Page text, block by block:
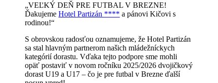
„VEĽKÝ DEŇ PRE FUTBAL V BREZNE!
ĎakujemeHotel Partizán **** a pánovi Kičovi s
rodinou!“
S obrovskou radosťou oznamujeme, že Hotel Partizán
sa stal hlavným partnerom našich mládežníckych
kategórií dorastu. Vďaka tejto podpore sme mohli
opäť postaviť v novom ročníku 2025/2026 dvojičkový
dorast U19 a U17 – čo je pre futbal v Brezne ďalší